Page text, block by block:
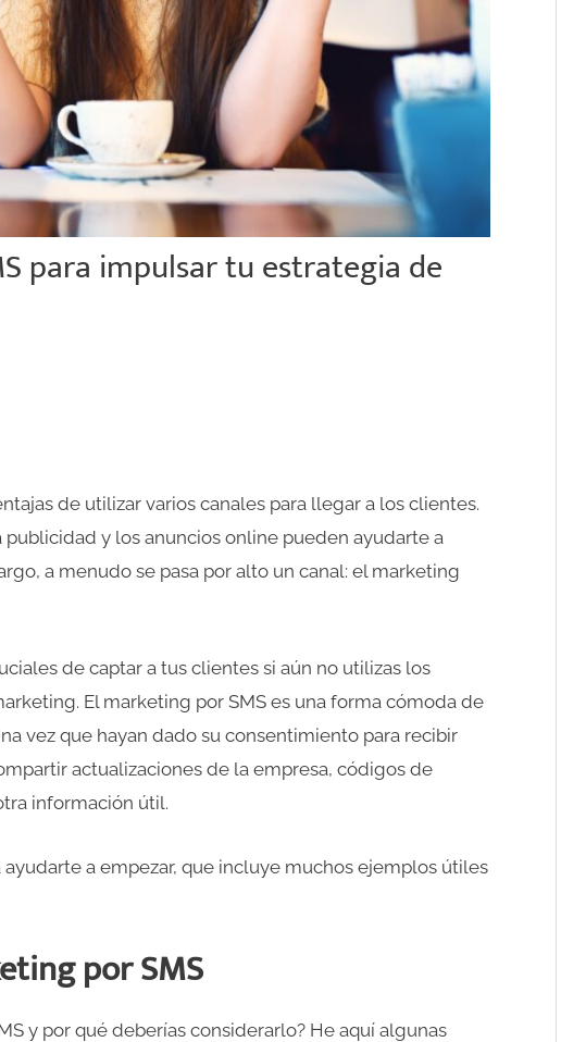
para impulsar tu estrategia de
de utilizar varios canales para llegar a los clientes.
publicidad y los anuncios online pueden ayudarte a
a menudo se pasa por alto un canal: el marketing
de captar a tus clientes si aún no utilizas los
El marketing por SMS es una forma cómoda de
vez que hayan dado su consentimiento para recibir
actualizaciones de la empresa, códigos de
información útil.
a empezar, que incluye muchos ejemplos útiles
por SMS
y por qué deberías considerarlo? He aquí algunas